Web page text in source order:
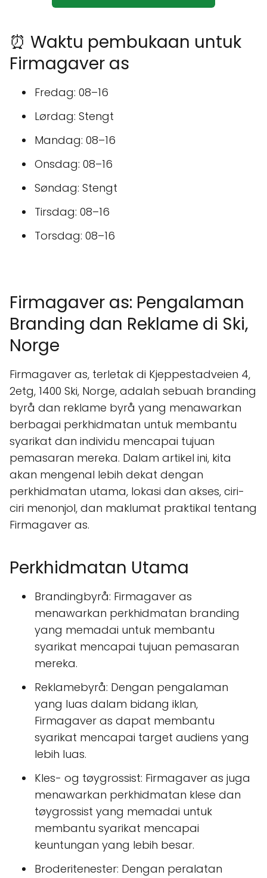
⏰ Waktu pembukaan untuk
Firmagaver as
Fredag: 08–16
Lørdag: Stengt
Mandag: 08–16
Onsdag: 08–16
Søndag: Stengt
Tirsdag: 08–16
Torsdag: 08–16
Firmagaver as: Pengalaman
Branding dan Reklame di Ski,
Norge
Firmagaver as, terletak di Kjeppestadveien 4,
2etg, 1400 Ski, Norge, adalah sebuah branding
byrå dan reklame byrå yang menawarkan
berbagai perkhidmatan untuk membantu
syarikat dan individu mencapai tujuan
pemasaran mereka. Dalam artikel ini, kita
akan mengenal lebih dekat dengan
perkhidmatan utama, lokasi dan akses, ciri-
ciri menonjol, dan maklumat praktikal tentang
Firmagaver as.
Perkhidmatan Utama
Brandingbyrå: Firmagaver as
menawarkan perkhidmatan branding
yang memadai untuk membantu
syarikat mencapai tujuan pemasaran
mereka.
Reklamebyrå: Dengan pengalaman
yang luas dalam bidang iklan,
Firmagaver as dapat membantu
syarikat mencapai target audiens yang
lebih luas.
Kles- og tøygrossist: Firmagaver as juga
menawarkan perkhidmatan klese dan
tøygrossist yang memadai untuk
membantu syarikat mencapai
keuntungan yang lebih besar.
Broderitenester: Dengan peralatan